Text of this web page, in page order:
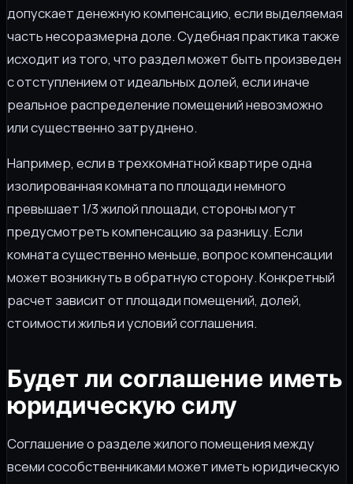
допускает денежную компенсацию, если выделяемая
часть несоразмерна доле. Судебная практика также
исходит из того, что раздел может быть произведен
с отступлением от идеальных долей, если иначе
реальное распределение помещений невозможно
или существенно затруднено.
Например, если в трехкомнатной квартире одна
изолированная комната по площади немного
превышает 1/3 жилой площади, стороны могут
предусмотреть компенсацию за разницу. Если
комната существенно меньше, вопрос компенсации
может возникнуть в обратную сторону. Конкретный
расчет зависит от площади помещений, долей,
стоимости жилья и условий соглашения.
Будет ли соглашение иметь
юридическую силу
Соглашение о разделе жилого помещения между
всеми сособственниками может иметь юридическую